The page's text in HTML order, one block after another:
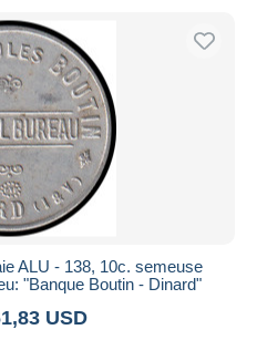
ALU - 138, 10c. semeuse
"Banque Boutin - Dinard"
USD